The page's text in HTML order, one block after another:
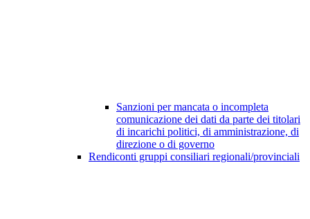
Sanzioni per mancata o incompleta
comunicazione dei dati da parte dei titolari
di incarichi politici, di amministrazione, di
direzione o di governo
Rendiconti gruppi consiliari regionali/provinciali